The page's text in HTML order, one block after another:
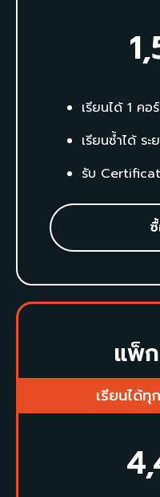
เรียนได้ 1 คอ
เรียนซ้ำได้ ระ
รับ
แพ็
เรียนได้